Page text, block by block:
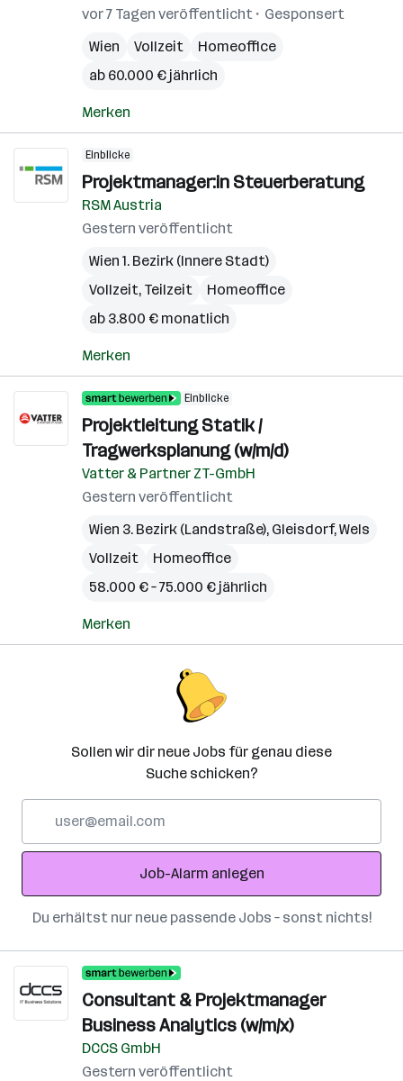
vor 7 Tagen veröffentlicht
Gesponsert
Wien
Vollzeit
Homeoffice
ab 60.000 € jährlich
Merken
Einblicke
Projektmanager:in Steuerberatung
RSM Austria
Gestern veröffentlicht
Wien 1. Bezirk (Innere Stadt)
Vollzeit, Teilzeit
Homeoffice
ab 3.800 € monatlich
Merken
Einblicke
Projektleitung Statik /
Tragwerksplanung (w/m/d)
Vatter & Partner ZT-GmbH
Gestern veröffentlicht
Wien 3. Bezirk (Landstraße), Gleisdorf,Wels
Vollzeit
Homeoffice
58.000 € – 75.000 € jährlich
Merken
Sollen wir dir neue Jobs für genau diese
Suche schicken?
Adresse
Job-Alarm anlegen
Du erhältst nur neue passende Jobs – sonst nichts!
Consultant & Projektmanager
Business Analytics (w/m/x)
DCCS GmbH
Gestern veröffentlicht